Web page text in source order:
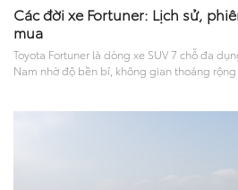
Các đời xe Fortuner: Lịch sử,
mua
Toyota Fortuner là dòng xe SUV 7 chỗ đa
Nam nhờ độ bền bỉ, không gian thoáng
các mốc nâng cấp, thay đổi về thiết kế, tiện
hiện tại sẽ giúp bạn có cái nhìn toàn diện